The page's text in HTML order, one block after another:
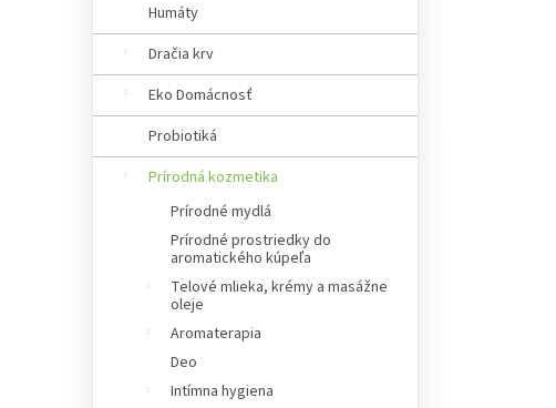
Humáty
Dračia krv
Eko Domácnosť
Probiotiká
Prírodná kozmetika
Prírodné mydlá
Prírodné prostriedky do
aromatického kúpeľa
Telové mlieka, krémy a masážne
oleje
Aromaterapia
Deo
Intímna hygiena